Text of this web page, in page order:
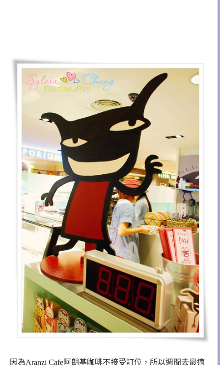
因為Aranzi Cafe阿朗基咖啡不接受訂位，所以週間去最適